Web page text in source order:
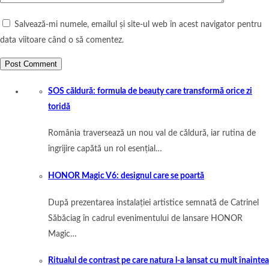
Salvează-mi numele, emailul și site-ul web în acest navigator pentru
data viitoare când o să comentez.
SOS căldură: formula de beauty care transformă orice zi
toridă
România traversează un nou val de căldură, iar rutina de
îngrijire capătă un rol esențial…
HONOR Magic V6: designul care se poartă
După prezentarea instalației artistice semnată de Catrinel
Săbăciag în cadrul evenimentului de lansare HONOR
Magic…
Ritualul de contrast pe care natura l-a lansat cu mult înaintea